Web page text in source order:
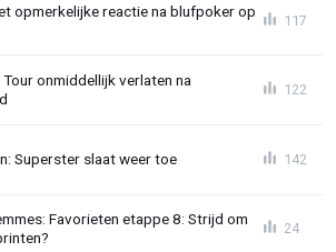
opmerkelijke reactie na blufpoker op
117
onmiddellijk verlaten na
122
Superster slaat weer toe 142
Favorieten etappe 8: Strijd om
24